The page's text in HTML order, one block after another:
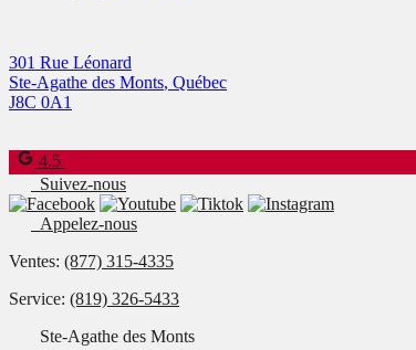
301 Rue Léonard
Ste-Agathe des Monts, Québec
J8C 0A1
4.5
Suivez-nous
Appelez-nous
Ventes: (877) 315-4335
Service: (819) 326-5433
Ste-Agathe des Monts